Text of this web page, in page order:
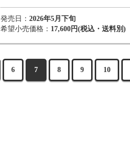
発売日： 2026年5月下旬
希望小売価格： 17,600円(税込・送料別)
6 7 8 9 10